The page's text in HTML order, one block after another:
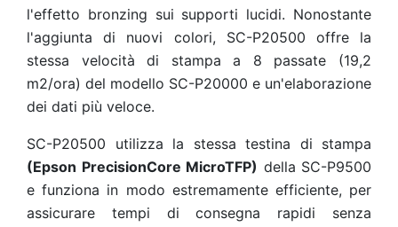
l'effetto bronzing sui supporti lucidi. Nonostante
l'aggiunta di nuovi colori, SC-P20500 offre la
stessa velocità di stampa a 8 passate (19,2
m2/ora) del modello SC-P20000 e un'elaborazione
dei dati più veloce.
SC-P20500 utilizza la stessa testina di stampa
(Epson PrecisionCore MicroTFP) della SC-P9500
e funziona in modo estremamente efficiente, per
assicurare tempi di consegna rapidi senza